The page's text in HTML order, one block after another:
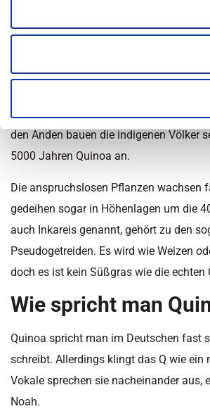
Was ist Quinoa?
Quinoa, wissenschaftlichChenopodium
Pflanze in der Familie der
den Anden bauen die indigenen Völker
5000 Jahren Quinoa an.
Die anspruchslosen Pflanzen wachsen
gedeihen sogar in Höhenlagen um die
auch Inkareis genannt, gehört zu den
Pseudogetreiden. Es wird wie Weizen
doch es ist kein Süßgras wie die echten
Wie spricht man
Quinoa spricht man im Deutschen fast
schreibt. Allerdings klingt das Q wie ein
Vokale sprechen sie nacheinander aus,
Noah.